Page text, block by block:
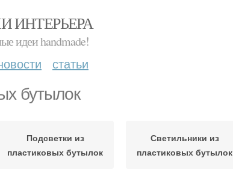
ИНТЕРЬЕРА
идеи handmade!
статьи
бутылок
Подсветки из
пластиковых бутылок
Светильники из
пластиковых бутылок